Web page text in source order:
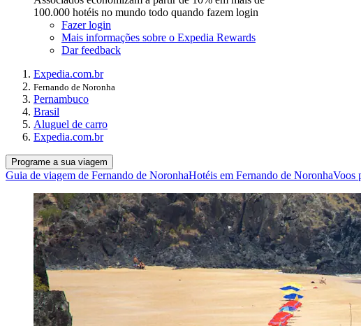
100.000 hotéis no mundo todo quando fazem login
Fazer login
Mais informações sobre o Expedia Rewards
Dar feedback
Expedia.com.br
Fernando de Noronha
Pernambuco
Brasil
Aluguel de carro
Expedia.com.br
Programe a sua viagem
Guia de viagem de Fernando de NoronhaHotéis em Fernando de NoronhaVoos